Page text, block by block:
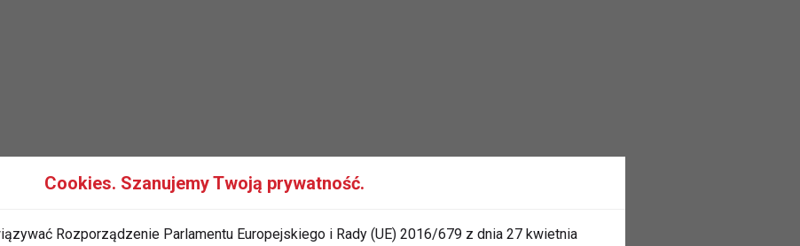
Cookies. Szanujemy Twoją prywatność.
Rozporządzenie Parlamentu Europejskiego i Rady (UE) 2016/679 z dnia 27 kwietnia